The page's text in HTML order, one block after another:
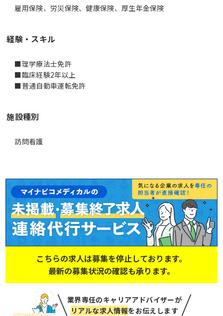
雇用保険、労災保険、健康保険、厚生年金保険
経験・スキル
■理学療法士免許
■臨床経験2年以上
■普通自動車運転免許
施設種別
訪問看護
こちらの求人は募集を停止しております。
最新の募集状況の確認も承ります。
業界専任のキャリアアドバイザーが
リアルな求人情報をお伝えします